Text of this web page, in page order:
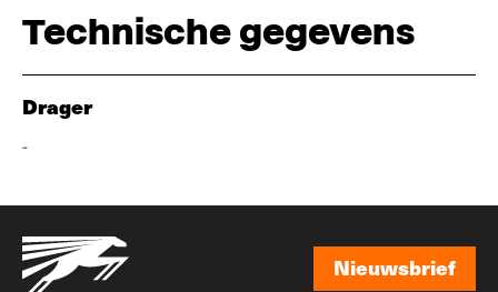
Technische gegevens
Drager
-
Nieuwsbrief